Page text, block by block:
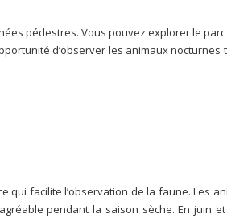
pédestres. Vous pouvez explorer le
d’observer les animaux nocturnes
qui facilite l’observation de la faune. Les
pendant la saison sèche. En juin